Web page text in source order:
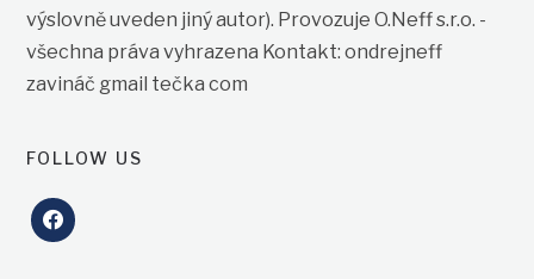
výslovně uveden jiný autor). Provozuje O.Neff s.r.o. -
všechna práva vyhrazena Kontakt: ondrejneff
zavináč gmail tečka com
FOLLOW US
facebook